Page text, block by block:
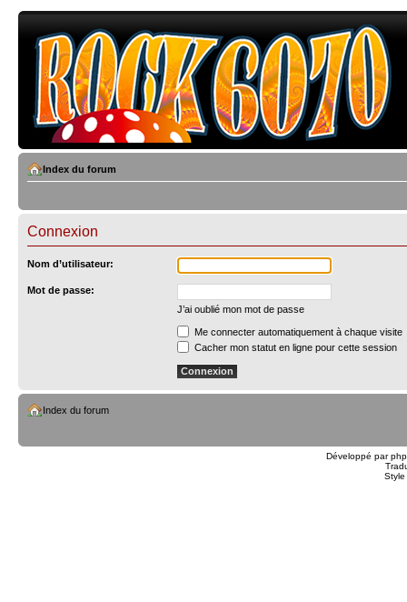
Index du forum
Connexion
Nom d’utilisateur:
Mot de passe:
J’ai oublié mon mot de passe
Me connecter automatiquement à chaque visite
Cacher mon statut en ligne pour cette session
Index du forum
Développé par
Style